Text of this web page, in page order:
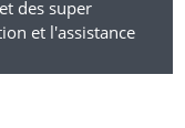
des super
et l'assistance